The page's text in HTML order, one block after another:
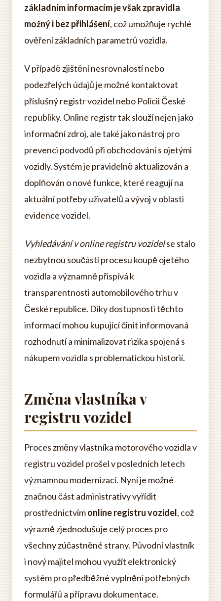
základním informacím je však zpravidla
možný i bez přihlášení, což umožňuje rychlé
ověření základních parametrů vozidla.
V případě zjištění nesrovnalostí nebo
podezřelých údajů je možné kontaktovat
příslušný registr vozidel nebo Policii České
republiky. Online registr tak slouží nejen jako
informační zdroj, ale také jako nástroj pro
prevenci podvodů při obchodování s ojetými
vozidly. Systém je pravidelně aktualizován a
doplňován o nové funkce, které reagují na
aktuální potřeby uživatelů a vývoj v oblasti
evidence vozidel.
Vyhledávání v online registru vozidelse stalo
nezbytnou součástí procesu koupě ojetého
vozidla a významně přispívá k
transparentnosti automobilového trhu v
České republice. Díky dostupnosti těchto
informací mohou kupující činit informovaná
rozhodnutí a minimalizovat rizika spojená s
nákupem vozidla s problematickou historií.
Změna vlastníka v
registru vozidel
Proces změny vlastníka motorového vozidla v
registru vozidel prošel v posledních letech
významnou modernizací. Nyní je možné
značnou část administrativy vyřídit
prostřednictvímonline registru vozidel, což
výrazně zjednodušuje celý proces pro
všechny zúčastněné strany. Původní vlastník
i nový majitel mohou využít elektronický
systém pro předběžné vyplnění potřebných
formulářů a přípravu dokumentace.